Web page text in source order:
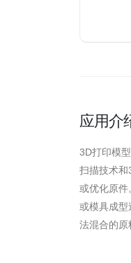
应用介
3D打印模
扫描技术和
或优化原件
或模具成型
法混合的原